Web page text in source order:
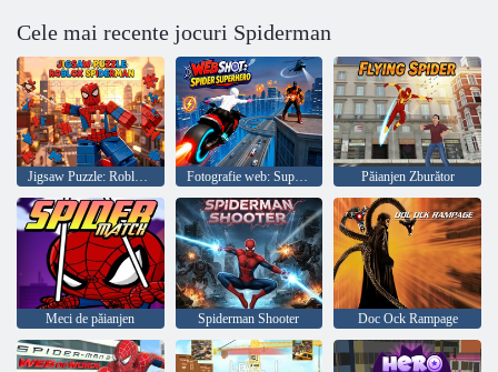
Cele mai recente jocuri Spiderman
Jigsaw Puzzle: Roblox Spiderman Fotografie web: Super-erou păianjen Păianjen Zburător
Meci de păianjen Spiderman Shooter Doc Ock Rampage